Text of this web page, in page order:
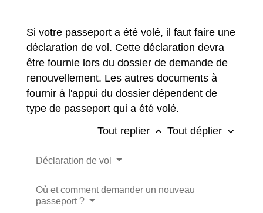
Si votre passeport a été volé, il faut faire une
déclaration de vol. Cette déclaration devra
être fournie lors du dossier de demande de
renouvellement. Les autres documents à
fournir à l'appui du dossier dépendent de
type de passeport qui a été volé.
Tout replier keyboard_arrow_up Tout déplier keyboard_arrow_down
Déclaration de vol
Où et comment demander un nouveau
passeport ?